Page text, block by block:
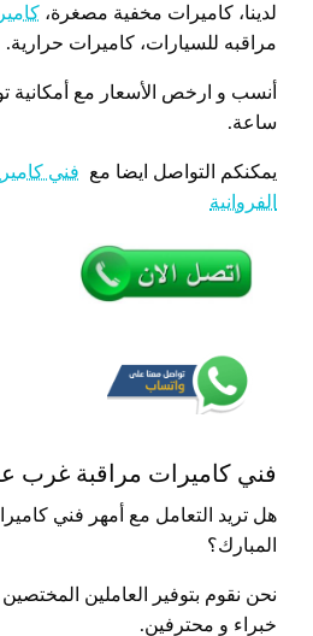
لدينا، كاميرات مخفية مصغرة،
مراقبه للسيارات، كاميرات حرارية.
ساعة.
يمكنكم التواصل ايضا مع فني
الفروانية
فني كاميرات مراقبة غرب
هل تريد التعامل مع أمهر فني
المبارك؟
نحن نقوم بتوفير العاملين
خبراء و محترفين.